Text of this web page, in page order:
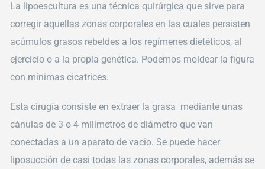
La lipoescultura es una técnica quirúrgica que sirve para
corregir aquellas zonas corporales en las cuales persisten
acúmulos grasos rebeldes a los regímenes dietéticos, al
ejercicio o a la propia genética. Podemos moldear la figura
con mínimas cicatrices.
Esta cirugía consiste en extraer la grasa mediante unas
cánulas de 3 o 4 milímetros de diámetro que van
conectadas a un aparato de vacio. Se puede hacer
liposucción de casi todas las zonas corporales, además se